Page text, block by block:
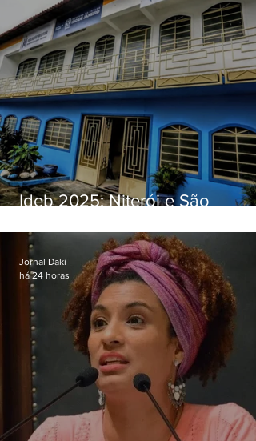
Ideb 2025: Niterói e São
distintos no ensino médio; veja
Jornal Daki
há 24 horas